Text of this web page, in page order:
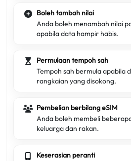
Boleh tambah nilai
Anda boleh menambah nilai
apabila data hampir habis.
Permulaan tempoh sah
Tempoh sah bermula apabila
rangkaian yang disokong.
Pembelian berbilang eSIM
Anda boleh membeli
keluarga dan rakan.
Keserasian peranti